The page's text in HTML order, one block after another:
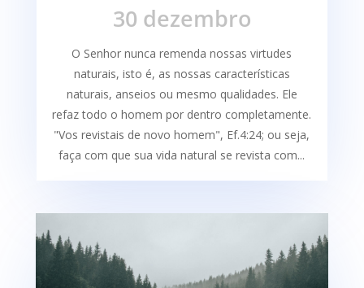
30 dezembro
O Senhor nunca remenda nossas virtudes
naturais, isto é, as nossas características
naturais, anseios ou mesmo qualidades. Ele
refaz todo o homem por dentro completamente.
"Vos revistais de novo homem", Ef.4:24; ou seja,
faça com que sua vida natural se revista com...